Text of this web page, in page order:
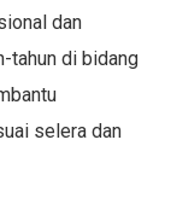
dan
tahun di bidang
selera dan